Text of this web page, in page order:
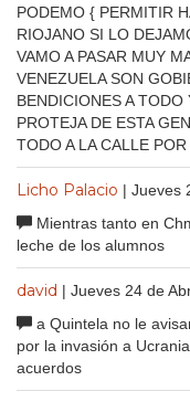
PODEMO { PERMITIR
RIOJANO SI LO
VAMO A PASAR MUY
VENEZUELA SON
BENDICIONES A
PROTEJA DE ESTA
TODO A LA CALLE POR
Licho Palacio | Jueves
Mientras tanto en
leche de los alumnos
david | Jueves 24 de
a Quintela no le
por la invasión a
acuerdos